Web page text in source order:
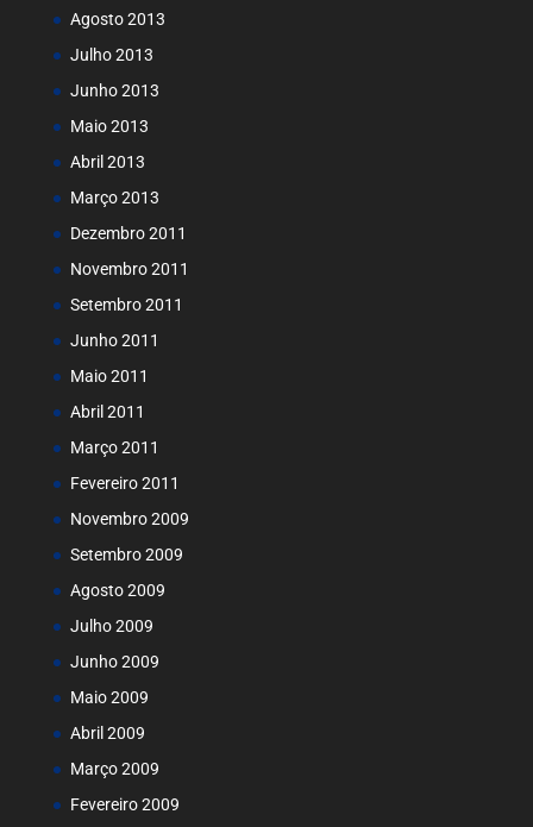
Agosto 2013
Julho 2013
Junho 2013
Maio 2013
Abril 2013
Março 2013
Dezembro 2011
Novembro 2011
Setembro 2011
Junho 2011
Maio 2011
Abril 2011
Março 2011
Fevereiro 2011
Novembro 2009
Setembro 2009
Agosto 2009
Julho 2009
Junho 2009
Maio 2009
Abril 2009
Março 2009
Fevereiro 2009